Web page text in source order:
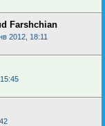
Farshchian
2012, 18:11